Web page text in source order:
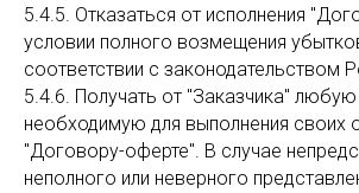
5.4.5. Отказаться от исполнения
условии полного возмещения
соответствии с законодательством
5.4.6. Получать от "Заказчика"
необходимую для выполнения своих
"Договору-оферте". В случае
неполного или неверного